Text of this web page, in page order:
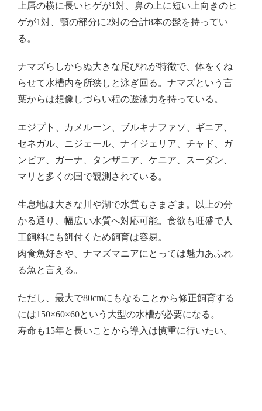
上唇の横に長いヒゲが1対、鼻の上に短い上向きのヒ
ゲが1対、顎の部分に2対の合計8本の髭を持ってい
る。
ナマズらしからぬ大きな尾びれが特徴で、体をくね
らせて水槽内を所狭しと泳ぎ回る。ナマズという言
葉からは想像しづらい程の遊泳力を持っている。
エジプト、カメルーン、ブルキナファソ、ギニア、
セネガル、ニジェール、ナイジェリア、チャド、ガ
ンビア、ガーナ、タンザニア、ケニア、スーダン、
マリと多くの国で観測されている。
生息地は大きな川や湖で水質もさまざま。以上の分
かる通り、幅広い水質へ対応可能。食欲も旺盛で人
工飼料にも餌付くため飼育は容易。
肉食魚好きや、ナマズマニアにとっては魅力あふれ
る魚と言える。
ただし、最大で80cmにもなることから修正飼育する
には150×60×60という大型の水槽が必要になる。
寿命も15年と長いことから導入は慎重に行いたい。